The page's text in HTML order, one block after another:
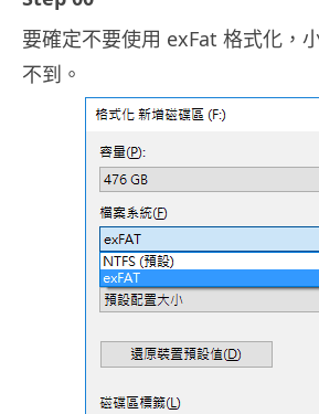
要確定不要使用 exFat 格式化，
不到。